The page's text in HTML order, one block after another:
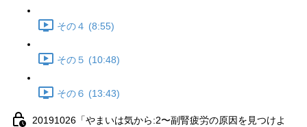
その４ (8:55)
その５ (10:48)
その６ (13:43)
20191026「やまいは気から:2〜副腎疲労の原因を見つけよ